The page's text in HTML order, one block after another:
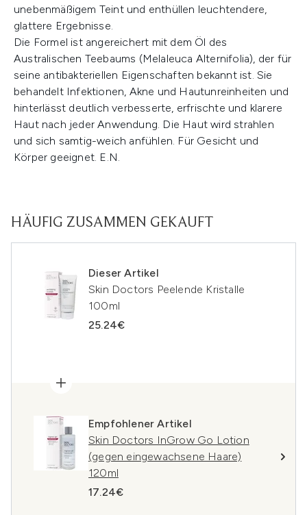
unebenmäßigem Teint und enthüllen leuchtendere,
glattere Ergebnisse.
Die Formel ist angereichert mit dem Öl des
Australischen Teebaums (Melaleuca Alternifolia), der für
seine antibakteriellen Eigenschaften bekannt ist. Sie
behandelt Infektionen, Akne und Hautunreinheiten und
hinterlässt deutlich verbesserte, erfrischte und klarere
Haut nach jeder Anwendung. Die Haut wird strahlen
und sich samtig-weich anfühlen. Für Gesicht und
Körper geeignet. E.N.
HÄUFIG ZUSAMMEN GEKAUFT
Dieser Artikel
Skin Doctors Peelende Kristalle
100ml
25.24€
Empfohlener Artikel
Skin Doctors InGrow Go Lotion
(gegen eingewachsene Haare)
120ml
17.24€